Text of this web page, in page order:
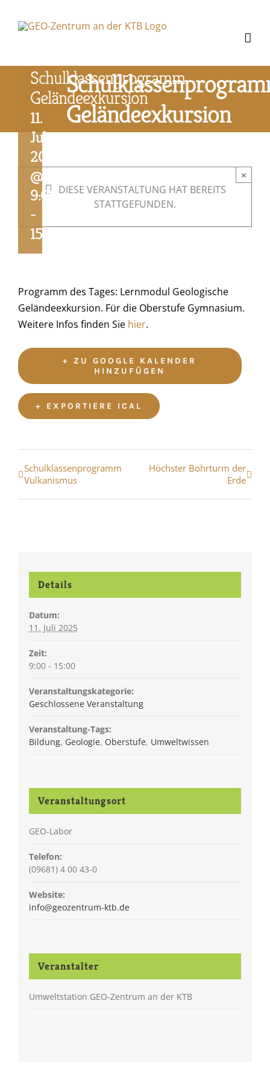
Inhalt
Geländeexkursion
×
DIESE VERANSTALTUNG HAT BEREITS
STATTGEFUNDEN.
Schulklassenprogramm
Geländeexkursion
11.
Juli
2025
@
9:00
-
15:00
Programm des Tages: Lernmodul Geologische
Geländeexkursion. Für die Oberstufe Gymnasium.
Weitere Infos finden Sie hier.
+ ZU GOOGLE KALENDER
HINZUFÜGEN
+ EXPORTIERE ICAL
Veranstaltung
Navigation
Schulklassenprogramm
Vulkanismus
Höchster Bohrturm der
Erde
Details
Datum:
11. Juli 2025
Zeit:
9:00 - 15:00
Veranstaltungskategorie:
Geschlossene Veranstaltung
Veranstaltung-Tags:
Bildung, Geologie, Oberstufe, Umweltwissen
Veranstaltungsort
GEO-Labor
Telefon:
(09681) 4 00 43-0
Website:
info@geozentrum-ktb.de
Veranstalter
Umweltstation GEO-Zentrum an der KTB